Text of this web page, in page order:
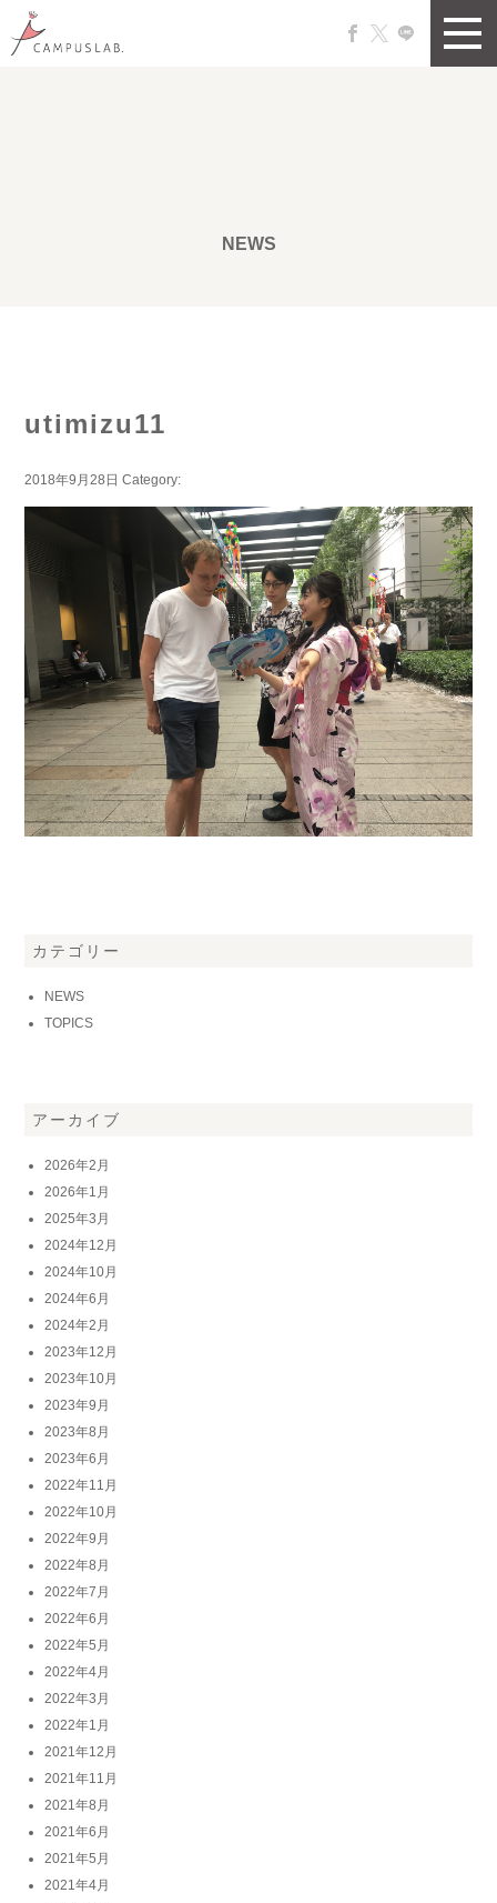
NEWS
utimizu11
2018年9月28日 Category:
カテゴリー
NEWS
TOPICS
アーカイブ
2026年2月
2026年1月
2025年3月
2024年12月
2024年10月
2024年6月
2024年2月
2023年12月
2023年10月
2023年9月
2023年8月
2023年6月
2022年11月
2022年10月
2022年9月
2022年8月
2022年7月
2022年6月
2022年5月
2022年4月
2022年3月
2022年1月
2021年12月
2021年11月
2021年8月
2021年6月
2021年5月
2021年4月